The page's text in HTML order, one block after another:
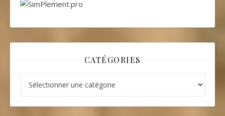
CATÉGORIES